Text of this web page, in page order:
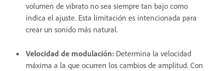
volumen de vibrato no sea siempre tan bajo como
indica el ajuste. Esta limitación es intencionada para
crear un sonido más natural.
Velocidad de modulación: Determina la velocidad
máxima a la que ocurren los cambios de amplitud. Con